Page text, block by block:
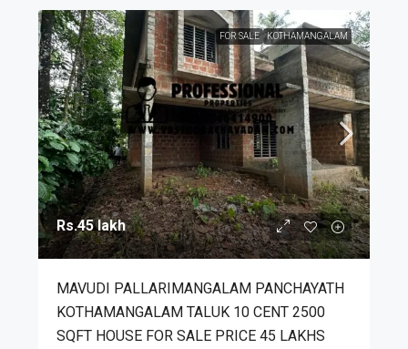
FOR SALE KOTHAMANGALAM
Rs.45 lakh
MAVUDI PALLARIMANGALAM PANCHAYATH
KOTHAMANGALAM TALUK 10 CENT 2500
SQFT HOUSE FOR SALE PRICE 45 LAKHS